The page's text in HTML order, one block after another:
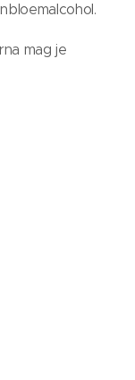
mag je